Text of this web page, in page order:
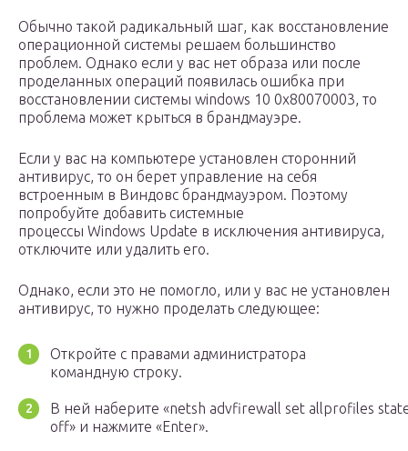
Обычно такой радикальный шаг, как восстановление
операционной системы решаем большинство
проблем. Однако если у вас нет образа или после
проделанных операций появилась ошибка при
восстановлении системы windows 10 0x80070003, то
проблема может крыться в брандмауэре.
Если у вас на компьютере установлен сторонний
антивирус, то он берет управление на себя
встроенным в Виндовс брандмауэром. Поэтому
попробуйте добавить системные
процессы Windows Update в исключения антивируса,
отключите или удалить его.
Однако, если это не помогло, или у вас не установлен
антивирус, то нужно проделать следующее:
Откройте с правами администратора
командную строку.
В ней наберите «netsh advfirewall set allprofiles
off» и нажмите «Enter».